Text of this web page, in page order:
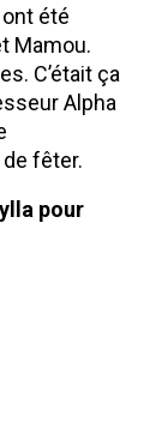
été
Mamou.
C’était ça
Alpha
fêter.
pour